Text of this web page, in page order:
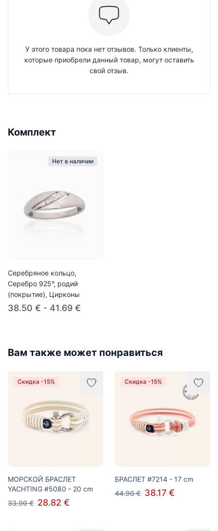
У этого товара пока нет отзывов. Только клиенты,
которые приобрели данный товар, могут оставить
свой отзыв.
Комплект
Нет в наличии
Серебряное кольцо,
Серебро 925°, родий
(покрытие), Цирконы
38.50 € - 41.69 €
Вам также может понравиться
Скидка -15%
МОРСКОЙ БРАСЛЕТ
YACHTING #5080 - 20 cm
33.90 € 28.82 €
Скидка -15%
БРАСЛЕТ #7214 - 17 cm
44.90 € 38.17 €